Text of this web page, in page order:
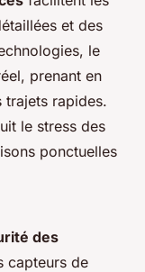
et des
le
prenant en
rapides.
le stress des
ponctuelles
des
capteurs de